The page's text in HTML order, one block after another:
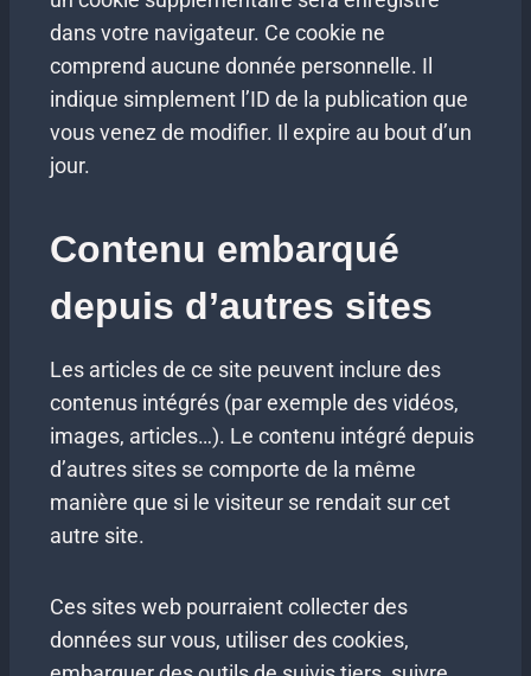
dans votre navigateur. Ce cookie ne
comprend aucune donnée personnelle. Il
indique simplement l’ID de la publication que
vous venez de modifier. Il expire au bout d’un
jour.
Contenu embarqué
depuis d’autres sites
Les articles de ce site peuvent inclure des
contenus intégrés (par exemple des vidéos,
images, articles…). Le contenu intégré depuis
d’autres sites se comporte de la même
manière que si le visiteur se rendait sur cet
autre site.
Ces sites web pourraient collecter des
données sur vous, utiliser des cookies,